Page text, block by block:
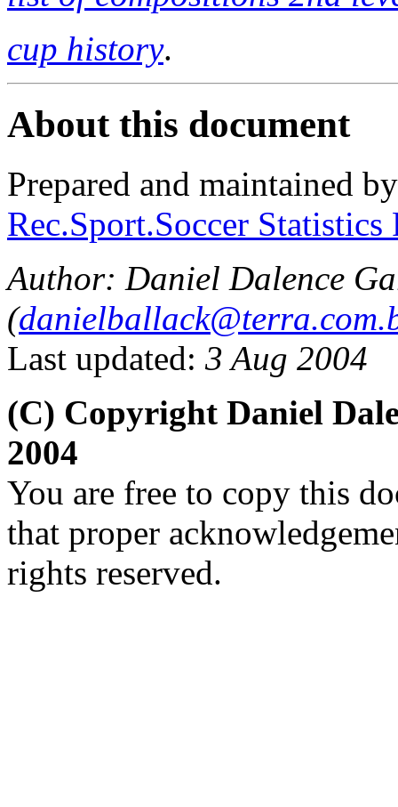
cup history.
About this document
Prepared and maintained
Rec.Sport.Soccer
Author: Daniel Dalence
(
Last updated: 3 Aug 2004
(C) Copyright Daniel
2004
You are free to copy this
that proper
rights reserved.